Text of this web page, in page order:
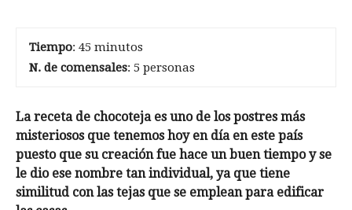
Tiempo: 45 minutos
N. de comensales: 5 personas
La receta de chocoteja es uno de los postres más
misteriosos que tenemos hoy en día en este país
puesto que su creación fue hace un buen tiempo y se
le dio ese nombre tan individual, ya que tiene
similitud con las tejas que se emplean para edificar